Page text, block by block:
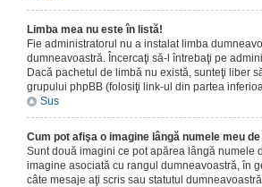
Limba mea nu este în listă!
Fie administratorul nu a instalat limba
dumneavoastră. Încercaţi să-l întrebaţi pe
Dacă pachetul de limbă nu există, sunteţi liber
grupului phpBB (folosiţi link-ul din partea
Sus
Cum pot afişa o imagine lângă numele meu
Sunt două imagini ce pot apărea lângă numele
imagine asociată cu rangul dumneavoastră, în
câte mesaje aţi scris sau statutul